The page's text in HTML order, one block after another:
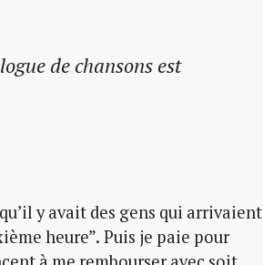
de chansons est
y avait des gens qui arrivaient
heure”. Puis je paie pour